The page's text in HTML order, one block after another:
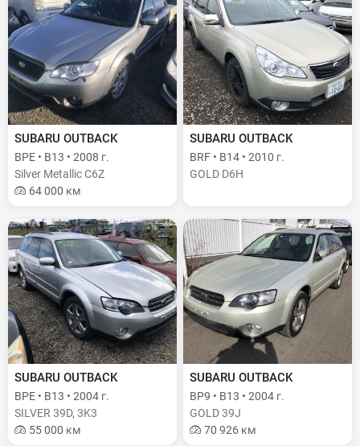
SUBARU OUTBACK
BPE • B13 • 2008 г.
Silver Metallic C6Z
64 000 км
SUBARU OUTBACK
BRF • B14 • 2010 г.
GOLD D6H
SUBARU OUTBACK
BPE • B13 • 2004 г.
SILVER 39D, 3K3
55 000 км
SUBARU OUTBACK
BP9 • B13 • 2004 г.
GOLD 39J
70 926 км